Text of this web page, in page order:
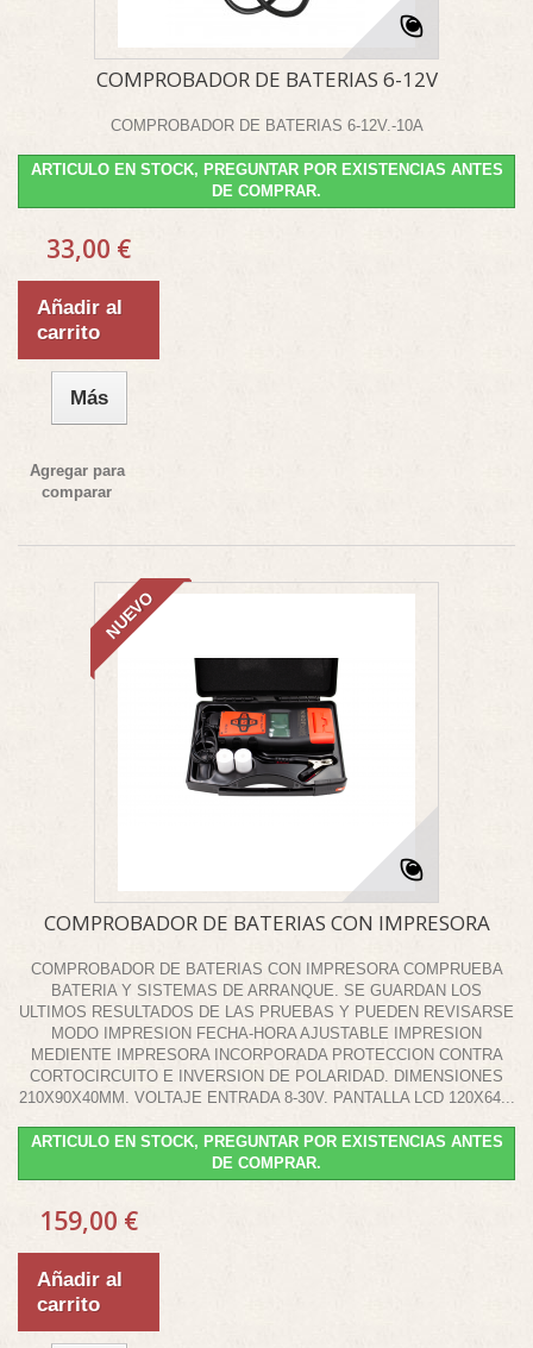
COMPROBADOR DE BATERIAS 6-12V
COMPROBADOR DE BATERIAS 6-12V.-10A
ARTICULO EN STOCK, PREGUNTAR POR EXISTENCIAS ANTES
DE COMPRAR.
33,00 €
Añadir al
carrito
Más
Agregar para
comparar
NUEVO
COMPROBADOR DE BATERIAS CON IMPRESORA
COMPROBADOR DE BATERIAS CON IMPRESORA COMPRUEBA
BATERIA Y SISTEMAS DE ARRANQUE. SE GUARDAN LOS
ULTIMOS RESULTADOS DE LAS PRUEBAS Y PUEDEN REVISARSE
MODO IMPRESION FECHA-HORA AJUSTABLE IMPRESION
MEDIENTE IMPRESORA INCORPORADA PROTECCION CONTRA
CORTOCIRCUITO E INVERSION DE POLARIDAD. DIMENSIONES
210X90X40MM. VOLTAJE ENTRADA 8-30V. PANTALLA LCD 120X64...
ARTICULO EN STOCK, PREGUNTAR POR EXISTENCIAS ANTES
DE COMPRAR.
159,00 €
Añadir al
carrito